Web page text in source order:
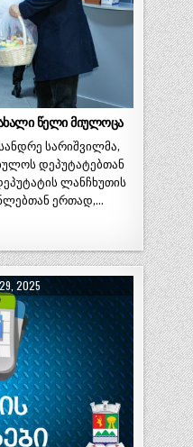
წელი მიულოცა
სარიშვილმა,
დეპუტატებთან
ლანჩხუთის
ერთად,…
2025